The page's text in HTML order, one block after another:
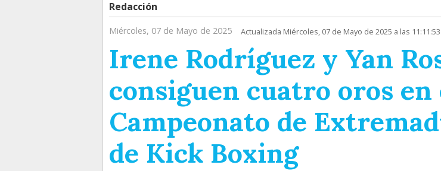
Redacción
Miércoles, 07 de Mayo de 2025
Actualizada Miércoles, 07 de Mayo de 2025 a las
Irene Rodríguez y Yan
consiguen cuatro oros en
Campeonato de
de Kick Boxing